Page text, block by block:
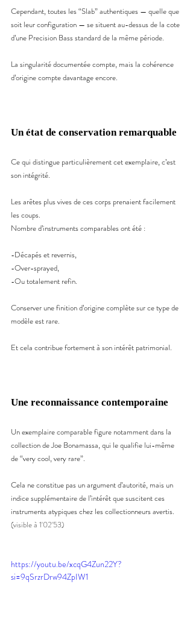
Cependant, toutes les “Slab” authentiques — quelle que
soit leur configuration — se situent au-dessus de la cote
d’une Precision Bass standard de la même période.
La singularité documentée compte, mais la cohérence
d’origine compte davantage encore.
Un état de conservation remarquable
Ce qui distingue particulièrement cet exemplaire, c’est
son intégrité.
Les arêtes plus vives de ces corps prenaient facilement
les coups.
Nombre d’instruments comparables ont été :
-Décapés et revernis,
-Over-sprayed,
-Ou totalement refin.
Conserver une finition d’origine complète sur ce type de
modèle est rare.
Et cela contribue fortement à son intérêt patrimonial.
Une reconnaissance contemporaine
Un exemplaire comparable figure notamment dans la
collection de Joe Bonamassa, qui le qualifie lui-même
de “very cool, very rare”.
Cela ne constitue pas un argument d’autorité, mais un
indice supplémentaire de l’intérêt que suscitent ces
instruments atypiques chez les collectionneurs avertis.
(visible à 1'02'53)
https://youtu.be/xcqG4Zun22Y?
si=9qSrzrDrw94ZpIW1